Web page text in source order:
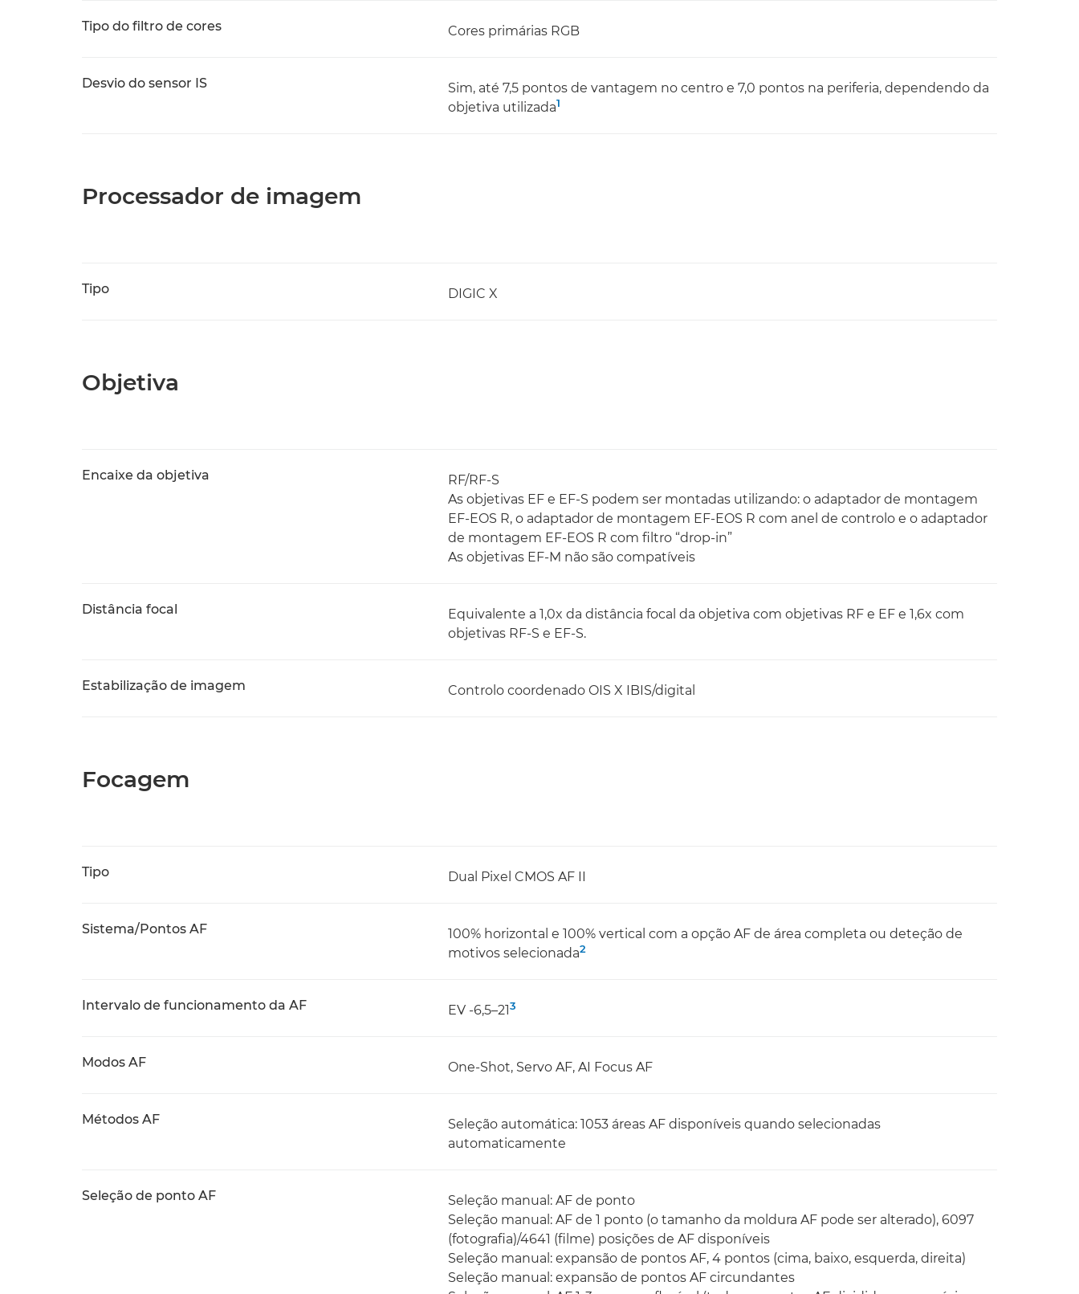
Tipo do filtro de cores Cores primárias RGB
Desvio do sensor IS
Sim, até 7,5 pontos de vantagem no centro e 7,0 pontos na periferia, dependendo da
objetiva utilizada1
Processador de imagem
Tipo DIGIC X
Objetiva
Encaixe da objetiva
RF/RF-S
As objetivas EF e EF-S podem ser montadas utilizando: o adaptador de montagem
EF-EOS R, o adaptador de montagem EF-EOS R com anel de controlo e o adaptador
de montagem EF-EOS R com filtro “drop-in”
As objetivas EF-M não são compatíveis
Distância focal
Equivalente a 1,0x da distância focal da objetiva com objetivas RF e EF e 1,6x com
objetivas RF-S e EF-S.
Estabilização de imagem Controlo coordenado OIS X IBIS/digital
Focagem
Tipo Dual Pixel CMOS AF II
Sistema/Pontos AF
100% horizontal e 100% vertical com a opção AF de área completa ou deteção de
motivos selecionada2
Intervalo de funcionamento da AF EV -6,5–213
Modos AF One-Shot, Servo AF, AI Focus AF
Métodos AF
Seleção automática: 1053 áreas AF disponíveis quando selecionadas
automaticamente
Seleção de ponto AF
Seleção manual: AF de ponto
Seleção manual: AF de 1 ponto (o tamanho da moldura AF pode ser alterado), 6097
(fotografia)/4641 (filme) posições de AF disponíveis
Seleção manual: expansão de pontos AF, 4 pontos (cima, baixo, esquerda, direita)
Seleção manual: expansão de pontos AF circundantes